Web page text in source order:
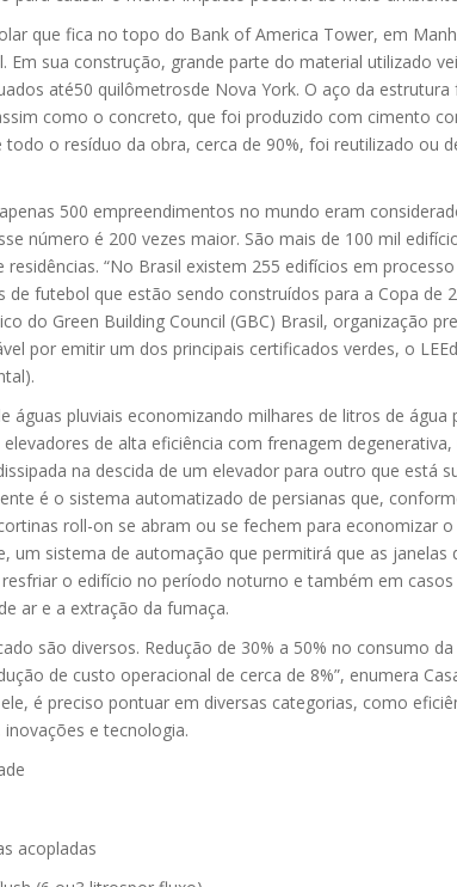
que fica no topo do Bank of America Tower, em
Em sua construção, grande parte do material utilizado
até50 quilômetrosde Nova York. O aço da
como o concreto, que foi produzido com cimento
todo o resíduo da obra, cerca de 90%, foi reutilizado ou
500 empreendimentos no mundo eram
número é 200 vezes maior. São mais de 100 mil
“No Brasil existem 255 edifícios em
futebol que estão sendo construídos para a Copa de
do Green Building Council (GBC) Brasil, organização
por emitir um dos principais certificados verdes, o LEEd
águas pluviais economizando milhares de litros de água
de alta eficiência com frenagem degenerativa,
na descida de um elevador para outro que está
é o sistema automatizado de persianas que,
roll-on se abram ou se fechem para economizar
um sistema de automação que permitirá que as janelas
o edifício no período noturno e também em casos
ar e a extração da fumaça.
são diversos. Redução de 30% a 50% no consumo da
de custo operacional de cerca de 8%”, enumera
é preciso pontuar em diversas categorias, como
e tecnologia.
acopladas